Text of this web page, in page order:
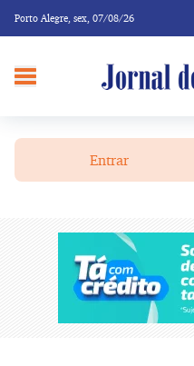
Porto Alegre, sex, 07/08/26
Entrar